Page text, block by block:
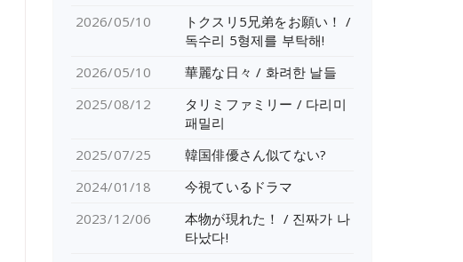
2026/05/10
トクスリ5兄弟をお願い！ /
독수리 5형제를 부탁해!
2026/05/10
華麗な日々 / 화려한 날들
2025/08/12
タリミファミリー / 다리미
패밀리
2025/07/25
韓国俳優さん似てない?
2024/01/18
今視ているドラマ
2023/12/06
本物が現れた！ / 진짜가 나
타났다!